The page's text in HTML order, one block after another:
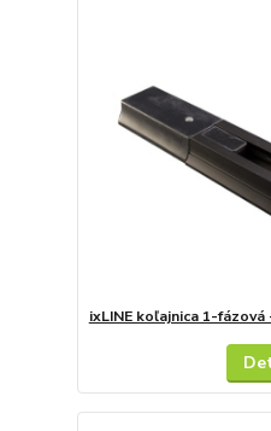
ixLINE koľajnica 1-fázová